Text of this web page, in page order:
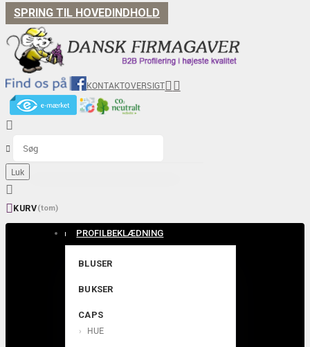
SPRING TIL HOVEDINDHOLD
KONTAKTOVERSIGT


Luk

KURV(tom)
PROFILBEKLÆDNING
BLUSER
BUKSER
CAPS
HUE